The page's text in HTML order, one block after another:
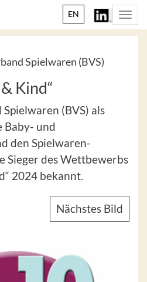
EN
Spielwaren (BVS)
Kind“
(BVS) als
Baby- und
den Spielwaren-
Sieger des Wettbewerbs
2024 bekannt.
Nächstes Bild